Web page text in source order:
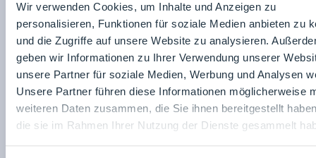
Wir verwenden Cookies, um Inhalte und Anzeigen zu
personalisieren, Funktionen für soziale Medien anbieten zu
und die Zugriffe auf unsere Website zu analysieren.
geben wir Informationen zu Ihrer Verwendung unserer
unsere Partner für soziale Medien, Werbung und Analysen
Unsere Partner führen diese Informationen möglicherweise
weiteren Daten zusammen, die Sie ihnen bereitgestellt
die sie im Rahmen Ihrer Nutzung der Dienste gesammelt
ap-systems GmbH
Kaufmännische/r Mitarbeiter/in |
Büromanagement (m/w/d)